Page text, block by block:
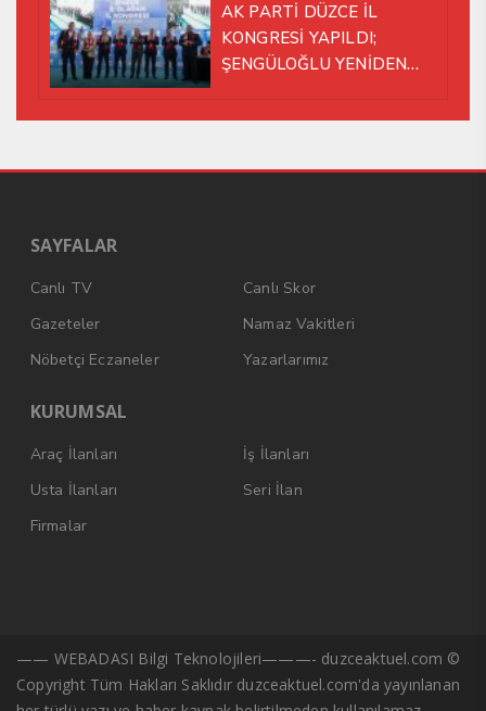
AK PARTİ DÜZCE İL
KONGRESİ YAPILDI;
ŞENGÜLOĞLU YENİDEN
SAYFALAR
Canlı TV
Canlı Skor
Gazeteler
Namaz Vakitleri
Nöbetçi Eczaneler
Yazarlarımız
KURUMSAL
Araç İlanları
İş İlanları
Usta İlanları
Seri İlan
Firmalar
—— WEBADASI Bilgi Teknolojileri———- duzceaktuel.com ©
Copyright Tüm Hakları Saklıdır duzceaktuel.com'da yayınlanan